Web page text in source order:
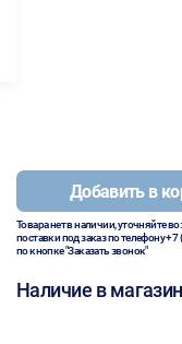
Добавить в
Товара нет в наличии, уточняйте
поставки под заказ по телефону+7
по кнопке "Заказать звонок"
Наличие в